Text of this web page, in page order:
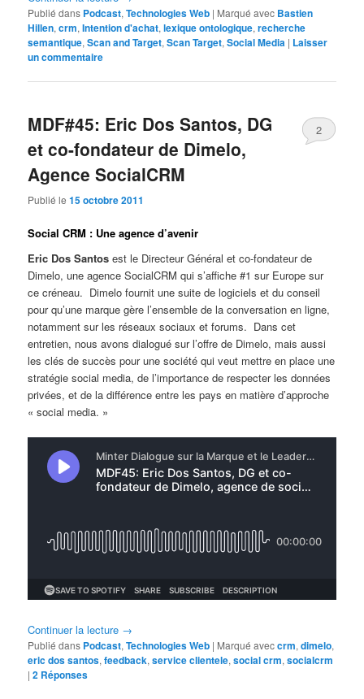
Publié dans Podcast,Technologies Web | Marqué avec Bastien
Hillen,crm,Intention d'achat,lexique ontologique,recherche
semantique,Scan and Target,Scan Target,Social Media | Laisser
un commentaire
MDF#45: Eric Dos Santos, DG
et co-fondateur de Dimelo,
Agence SocialCRM
Publié le15 octobre 2011
2
Social CRM : Une agence d’avenir
Eric Dos Santos est le Directeur Général et co-fondateur de
Dimelo, une agence SocialCRM qui s’affiche #1 sur Europe sur
ce créneau. Dimelo fournit une suite de logiciels et du conseil
pour qu’une marque gère l’ensemble de la conversation en ligne,
notamment sur les réseaux sociaux et forums. Dans cet
entretien, nous avons dialogué sur l’offre de Dimelo, mais aussi
les clés de succès pour une société qui veut mettre en place une
stratégie social media, de l’importance de respecter les données
privées, et de la différence entre les pays en matière d’approche
« social media. »
Continuer la lecture →
Publié dans Podcast,Technologies Web | Marqué aveccrm,dimelo,
eric dos santos,feedback,service clientele,social crm,socialcrm
|2 Réponses